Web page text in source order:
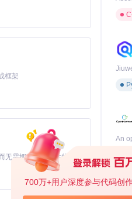
700万+用户深度参与代码创
果。
框架
基于Python的Xiaozhi AI，适用于想要完整Xiaozhi体验而无需拥有专用硬件的用户。